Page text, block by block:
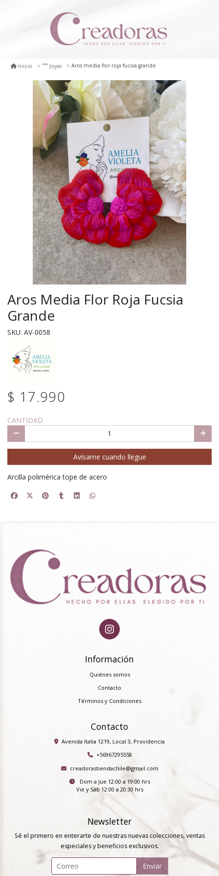
Inicio Joyas Aros media flor roja fucsia grande
Aros Media Flor Roja Fucsia
Grande
SKU: AV-0058
$ 17.990
CANTIDAD
Avísame cuando llegue
Arcilla polimérica tope de acero
Información
Quiénes somos
Contacto
Términos y Condiciones
Contacto
Avenida Italia 1219, Local 3, Providencia
+56967295558
creadorastiendachile@gmail.com
Dom a Jue 12:00 a 19:00 hrs
Vie y Sáb 12:00 a 20:30 hrs
Newsletter
Sé el primero en enterarte de nuestras nuevas colecciones, ventas
especiales y beneficios exclusivos.
Enviar